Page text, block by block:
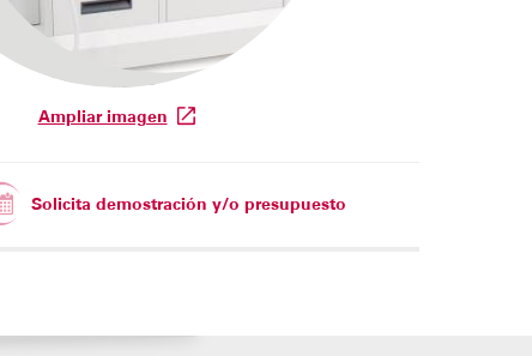
Ampliar imagen
Solicita demostración y/o presupuesto